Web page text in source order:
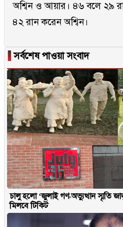
অশ্বিন ও আয়ার। ৪৬ বলে ২৯
৪২ রান করেন অশ্বিন।
▐সর্বশেষ পাওয়া সংবাদ
চালু হলো ‘জুলাই গণ-অভ্যুত্থান স্মৃতি
মিলবে টিকিট